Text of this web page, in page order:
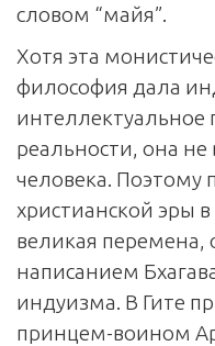
словом “майя”.
Хотя эта
философия дала
реальности, она не
человека.
христианской эры
великая перемена,
написанием
индуизма. В Гите
принцем-воином